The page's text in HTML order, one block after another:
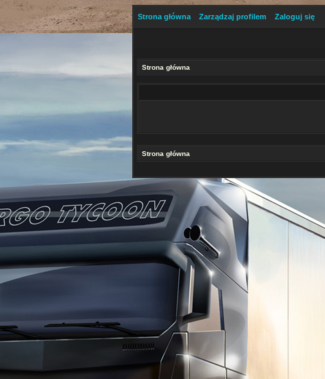
Strona główna Zarządzaj profilem Zaloguj się
Strona główna
Strona główna